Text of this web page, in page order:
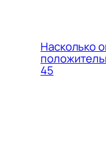
Насколько
45